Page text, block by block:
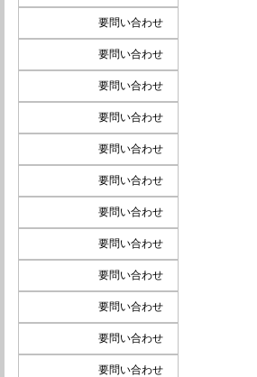
要問い合わせ
要問い合わせ
要問い合わせ
要問い合わせ
要問い合わせ
要問い合わせ
要問い合わせ
要問い合わせ
要問い合わせ
要問い合わせ
要問い合わせ
要問い合わせ